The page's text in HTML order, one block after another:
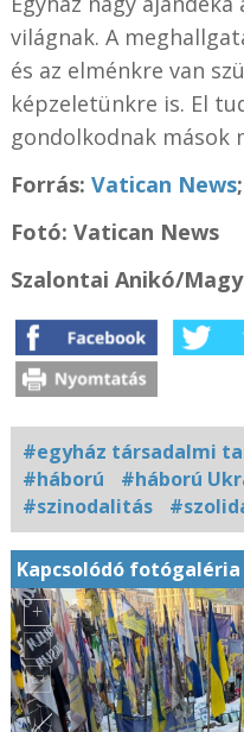
világnak. A
és az elménkre van
képzeletünkre is. El
gondolkodnak mások
Forrás: Vatican News;
Fotó: Vatican News
Szalontai Anikó/
#egyház társadalmi
#háború
#háború
#szinodalitás
Kapcsolódó fotógaléria